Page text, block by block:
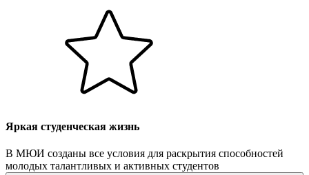
Яркая студенческая жизнь
В МЮИ созданы все условия для раскрытия способностей
молодых талантливых и активных студентов